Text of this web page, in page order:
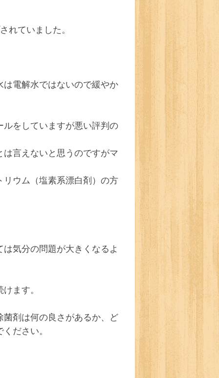
れていました。
電解水ではないので緩やか
をしていますが悪い評判の
言えないと思うのですがマ
ウム（塩素系漂白剤）の方
気分の問題が大きくなるよ
ます。
剤は何の良さがあるか、ど
ださい。